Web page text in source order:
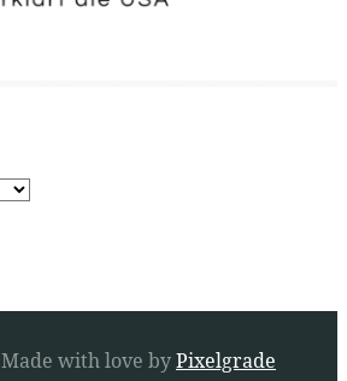
Made with love byPixelgrade